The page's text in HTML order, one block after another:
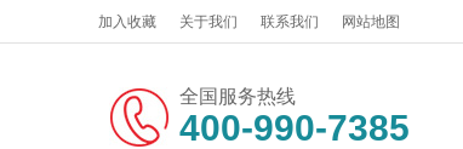
加入收藏 关于我们 联系我们 网站地图
全国服务热线
400-990-7385